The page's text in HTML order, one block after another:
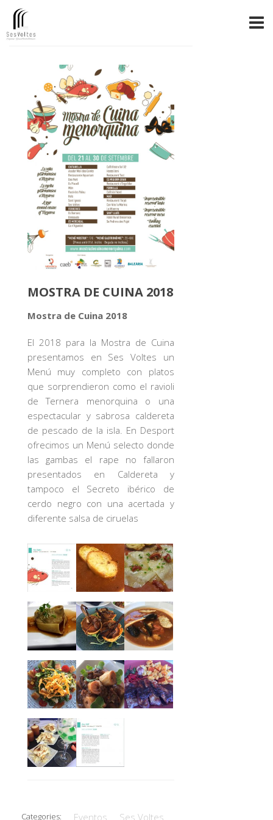
MOSTRA DE CUINA 2018
Mostra de Cuina 2018
El 2018 para la Mostra de Cuina
presentamos en Ses Voltes un
Menú muy completo con platos
que sorprendieron como el ravioli
de Ternera menorquina o una
espectacular y sabrosa caldereta
de pescado de la isla. En Desport
ofrecimos un Menú selecto donde
las gambas el rape no fallaron
presentados en Caldereta y
tampoco el Secreto ibérico de
cerdo negro con una acertada y
diferente salsa de ciruelas
Categories: Eventos Ses Voltes